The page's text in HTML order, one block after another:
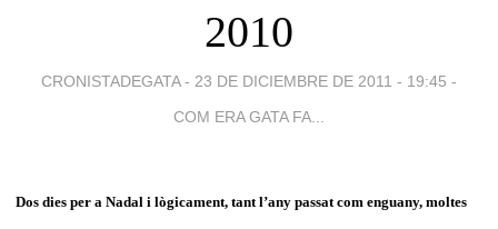
2010
CRONISTADEGATA - 23 DE DICIEMBRE DE 2011 - 19:45 -
COM ERA GATA FA...
Dos dies per a Nadal i lògicament, tant l’any passat com enguany, moltes